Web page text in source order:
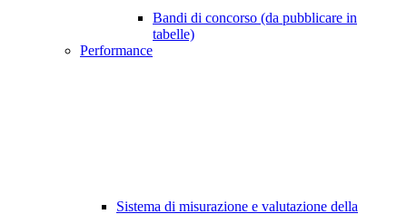
Bandi di concorso (da pubblicare in
tabelle)
Performance
Sistema di misurazione e valutazione della